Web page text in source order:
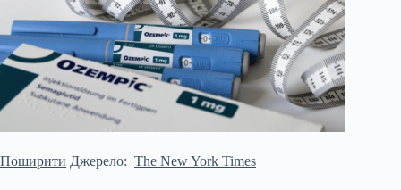
Поширити Джерело: The New York Times